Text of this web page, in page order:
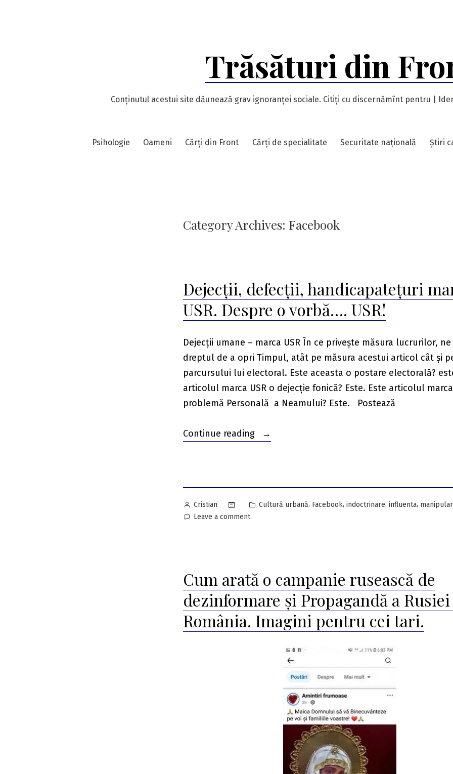
Trăsături din
Conținutul acestui site dăunează grav ignoranței sociale. Citiți cu discernămînt pentru |
Psihologie Oameni Cărți din Front Cărți de specialitate Securitate națională Știri
Category Archives: Facebook
Dejecții, defecții, handicapatețuri
USR. Despre o vorbă…. USR!
Dejecții umane – marca USR În ce privește măsura lucrurilor, ne
dreptul de a opri Timpul, atât pe măsura acestui articol cât și
parcursului lui electoral. Este aceasta o postare electorală?
articolul marca USR o dejecție fonică? Este. Este articolul marca
problemă Personală a Neamului? Este. Postează
Continue reading
“Dejecții,
Despre
Posted
by
Cristian
Posted
Cultură urbană, Facebook, indoctrinare, influenta,
Leave a commenton
USR.
Despre
o
vorbă….
USR!
Cum arată o campanie rusească de
dezinformare și Propagandă a
România. Imagini pentru cei tari.